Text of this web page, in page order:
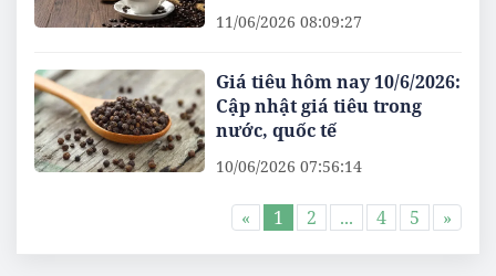
11/06/2026 08:09:27
Giá tiêu hôm nay 10/6/2026:
Cập nhật giá tiêu trong
nước, quốc tế
10/06/2026 07:56:14
« 1 2 ... 4 5 »